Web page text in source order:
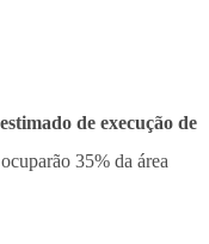
de execução de
35% da área